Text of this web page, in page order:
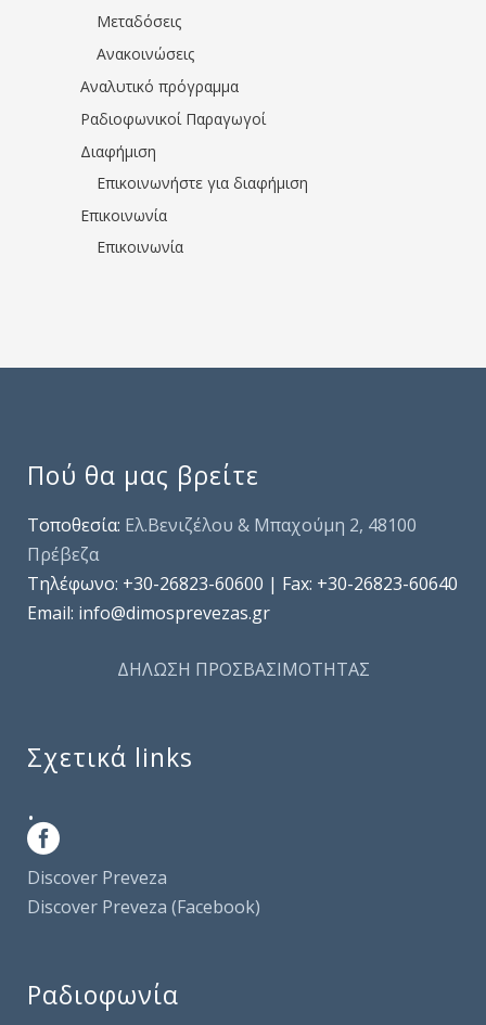
Μεταδόσεις
Ανακοινώσεις
Αναλυτικό πρόγραμμα
Ραδιοφωνικοί Παραγωγοί
Διαφήμιση
Επικοινωνήστε για διαφήμιση
Επικοινωνία
Επικοινωνία
Πού θα μας βρείτε
Τοποθεσία: Ελ.Βενιζέλου & Μπαχούμη 2, 48100
Πρέβεζα
Τηλέφωνo: +30-26823-60600 | Fax: +30-26823-60640
Email: info@dimosprevezas.gr
ΔΗΛΩΣΗ ΠΡΟΣΒΑΣΙΜΟΤΗΤΑΣ
Σχετικά links
.
Discover Preveza
Discover Preveza (Facebook)
Ραδιοφωνία